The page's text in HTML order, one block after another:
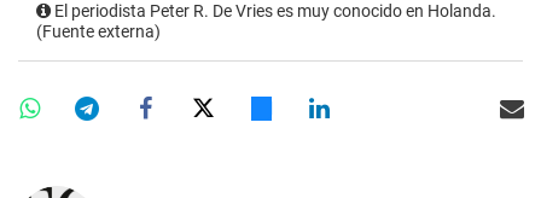
El periodista Peter R. De Vries es muy conocido en Holanda.
(Fuente externa)